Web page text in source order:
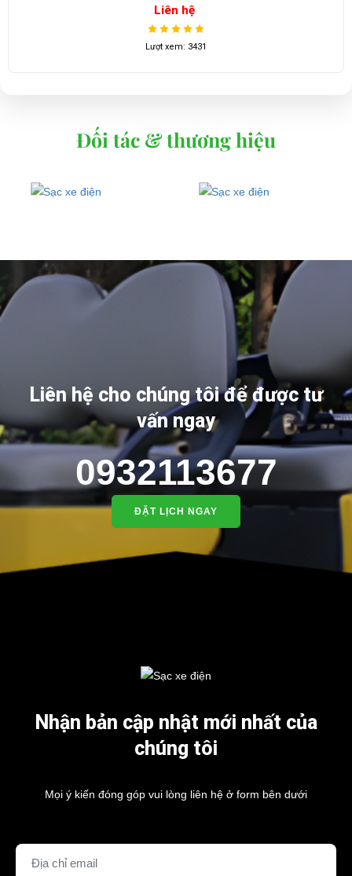
Liên hệ
Lượt xem: 3431
Đối tác & thương hiệu
Liên hệ cho chúng tôi để được tư
vấn ngay
0932113677
ĐẶT LỊCH NGAY
Nhận bản cập nhật mới nhất của
chúng tôi
Mọi ý kiến đóng góp vui lòng liên hệ ở form bên dưới